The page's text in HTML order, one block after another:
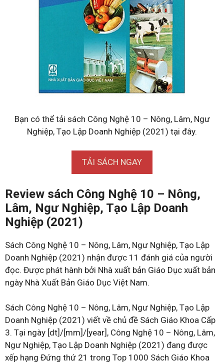
Bạn có thể tải sách Công Nghệ 10 – Nông, Lâm, Ngư
Nghiệp, Tạo Lập Doanh Nghiệp (2021) tại đây.
TẢI SÁCH NGAY
Review sách Công Nghệ 10 – Nông,
Lâm, Ngư Nghiệp, Tạo Lập Doanh
Nghiệp (2021)
Sách Công Nghệ 10 – Nông, Lâm, Ngư Nghiệp, Tạo Lập
Doanh Nghiệp (2021) nhận được 11 đánh giá của người
đọc. Được phát hành bởi Nhà xuất bản Giáo Dục xuất bản
ngày Nhà Xuất Bản Giáo Dục Việt Nam.
Sách Công Nghệ 10 – Nông, Lâm, Ngư Nghiệp, Tạo Lập
Doanh Nghiệp (2021) viết về chủ đề Sách Giáo Khoa Cấp
3. Tại ngày [dt]/[mm]/[year], Công Nghệ 10 – Nông, Lâm,
Ngư Nghiệp, Tạo Lập Doanh Nghiệp (2021) đang được
xếp hạng Đứng thứ 21 trong Top 1000 Sách Giáo Khoa